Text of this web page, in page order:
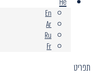
En
Ar
Ru
Fr
תפריט